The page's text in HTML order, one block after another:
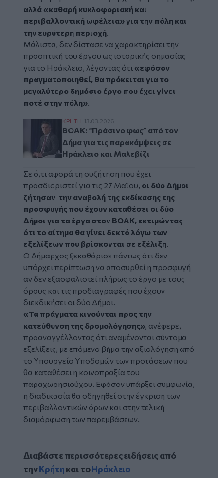
αλλά «καθαρή κυκλοφοριακή και
περιβαλλοντική ωφέλεια»για την πόλη και
την ευρύτερη περιοχή.
Μάλιστα, δεν δίστασε να χαρακτηρίσει την
προοπτική του έργου ως ιστορικής σημασίας
για το Ηράκλειο, λέγοντας ότι «εφόσον
πραγματοποιηθεί, θα πρόκειται για το
μεγαλύτερο δημόσιο έργο που έχει γίνει
ποτέ στην πόλη».
ΒΟΑΚ: “Πράσινο φως” από τον Δήμα για
ΚΡΗΤΗ 13.03.2026
ΒΟΑΚ: “Πράσινο φως” από τον
Δήμα για τις παρακάμψεις σε
Ηράκλειο και Μαλεβίζι
Σε ό,τι αφορά τη συζήτηση που έχει
προσδιοριστεί για τις 27 Μαΐου, οι δύο Δήμοι
ζήτησαν την αναβολή της εκδίκασης της
προσφυγής που έχουν καταθέσει οι δύο
Δήμοι για τα έργα στον ΒΟΑΚ, εκτιμώντας
ότι το αίτημα θα γίνει δεκτό λόγω των
εξελίξεων που βρίσκονται σε εξέλιξη.
Ο Δήμαρχος ξεκαθάρισε πάντως ότι δεν
υπάρχει περίπτωση να αποσυρθεί η προσφυγή
αν δεν εξασφαλιστεί πλήρως το έργο με τους
όρους και τις προδιαγραφές που έχουν
διεκδικήσει οι δύο Δήμοι.
«Τα πράγματα κινούνται προς την
κατεύθυνση της δρομολόγησης», ανέφερε,
προαναγγέλλοντας ότι αναμένονται σύντομα
εξελίξεις, με επόμενο βήμα την αξιολόγηση από
το Υπουργείο Υποδομών των προτάσεων που
θα καταθέσει η κοινοπραξία του
παραχωρησιούχου. Εφόσον υπάρξει συμφωνία,
η διαδικασία θα οδηγηθεί στην έγκριση των
περιβαλλοντικών όρων και στην τελική
διαμόρφωση των παρεμβάσεων.
Διαβάστε περισσότερες ειδήσεις από
τηνΚρήτηκαι τοΗράκλειο